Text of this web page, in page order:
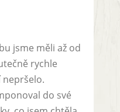
jsme měli až od
rychle
nepršelo.
do své